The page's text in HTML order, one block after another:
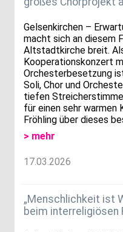
Gelsenkirchen –
macht sich an diesem
Altstadtkirche breit.
Kooperationskonzert
Orchesterbesetzung
Soli, Chor und
tiefen
für einen sehr warmen
Fröhling über dieses
> mehr
17.03.2026
„Menschlichkeit ist
beim interreligiösen